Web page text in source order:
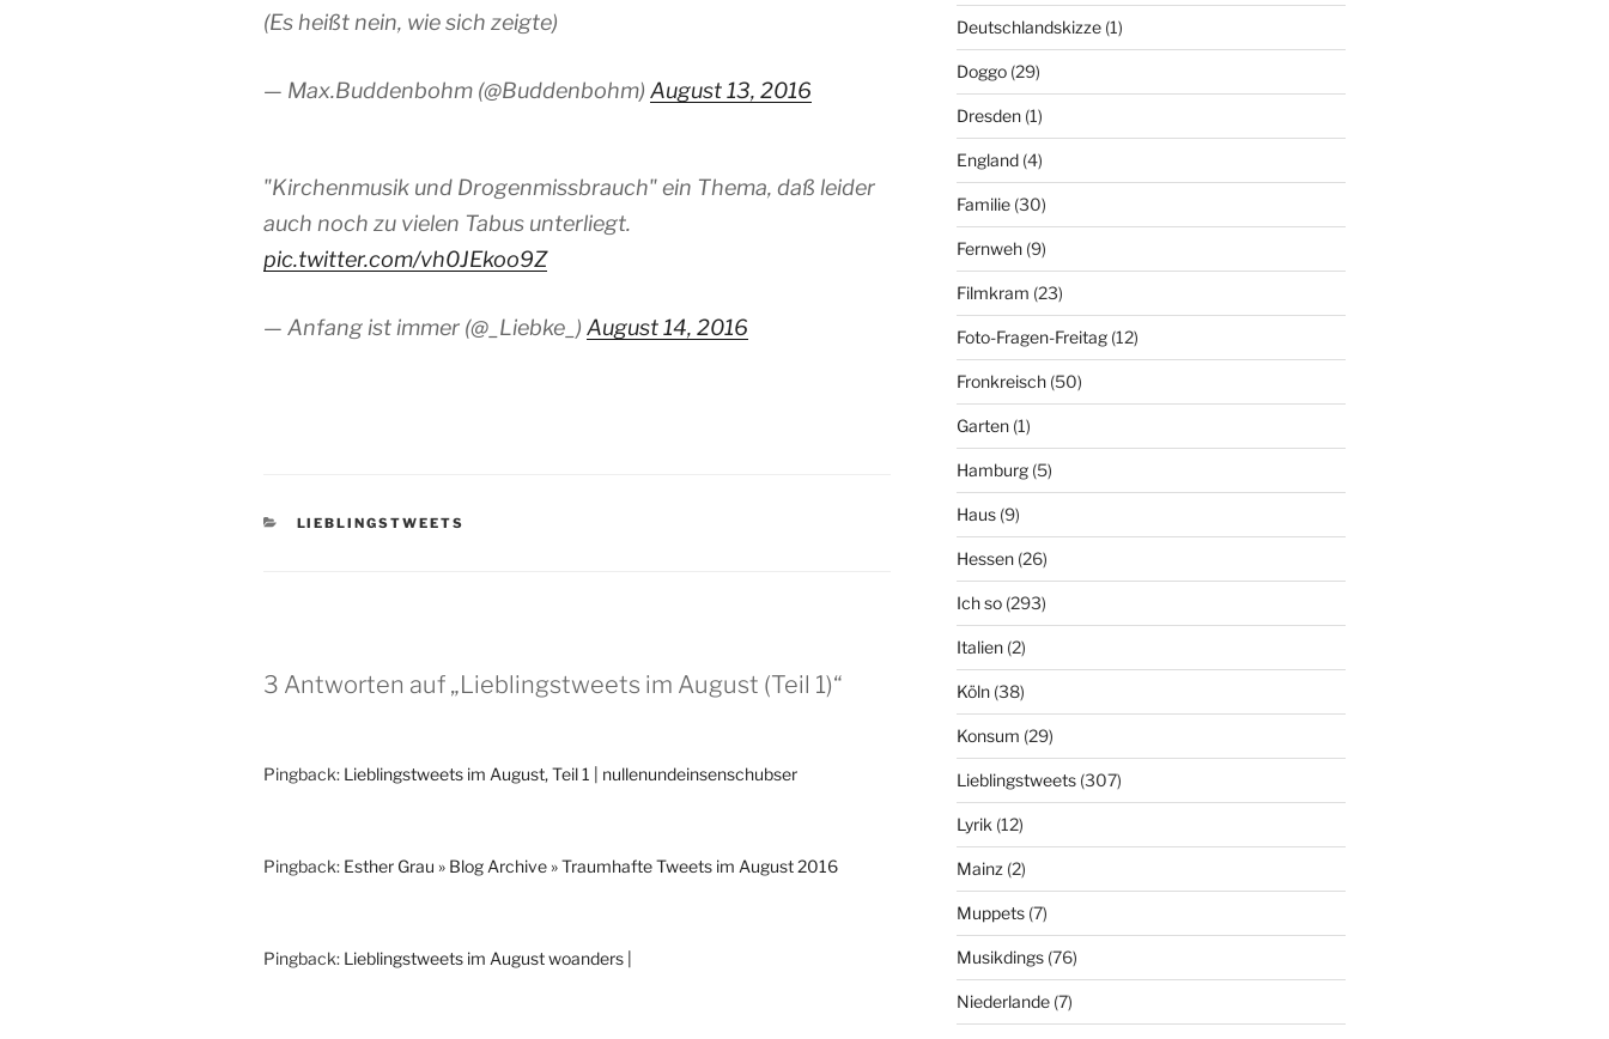
(Es heißt nein, wie sich zeigte)
— Max.Buddenbohm (@Buddenbohm) August 13, 2016
"Kirchenmusik und Drogenmissbrauch" ein Thema, daß leider
auch noch zu vielen Tabus unterliegt.
pic.twitter.com/vh0JEkoo9Z
— Anfang ist immer (@_Liebke_) August 14, 2016
KATEGORIEN
LIEBLINGSTWEETS
3 Antworten auf „Lieblingstweets im August (Teil 1)“
Pingback: Lieblingstweets im August, Teil 1 | nullenundeinsenschubser
Pingback: Esther Grau » Blog Archive » Traumhafte Tweets im August 2016
Pingback: Lieblingstweets im August woanders |
Deutschlandskizze(1)
Doggo(29)
Dresden(1)
England(4)
Familie(30)
Fernweh(9)
Filmkram (23)
Foto-Fragen-Freitag(12)
Fronkreisch(50)
Garten(1)
Hamburg(5)
Haus(9)
Hessen(26)
Ich so(293)
Italien(2)
Köln(38)
Konsum (29)
Lieblingstweets(307)
Lyrik (12)
Mainz (2)
Muppets(7)
Musikdings(76)
Niederlande(7)